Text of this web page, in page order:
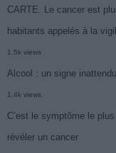
CARTE. Le cancer est
habitants appelés à la
1.5k views
Alcool : un signe
1.4k views
C’est le symptôme le
révéler un cancer